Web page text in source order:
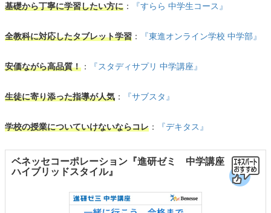
基礎から丁寧に学習したい方に ： 『すらら 中学生コース』
全教科に対応したタブレット学習 ： 『東進オンライン学校 中学部』
安価ながら高品質！ ： 『スタディサプリ 中学講座』
生徒に寄り添った指導が人気 ： 『サブスタ』
学校の授業についていけないならコレ ： 『デキタス』
ベネッセコーポレーション『進研ゼミ 中学講座
ハイブリッドスタイル』